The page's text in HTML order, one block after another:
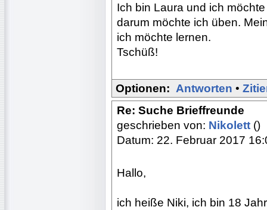
Ich bin Laura und ich
darum möchte ich üben.
ich möchte lernen.
Tschüß!
Optionen: Antworten •
Re: Suche Brieffreunde
geschrieben von: Nikolett ()
Datum: 22. Februar 2017
Hallo,
ich heiße Niki, ich bin 18